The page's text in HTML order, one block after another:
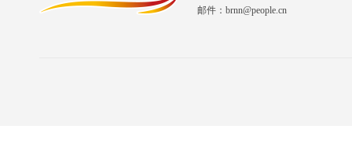
邮件：brnn@people.cn